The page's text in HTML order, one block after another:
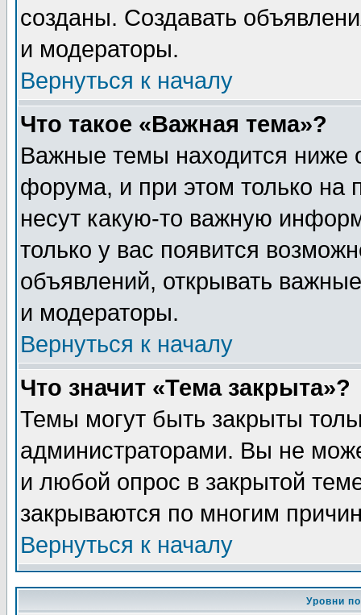
созданы. Создавать
и модераторы.
Вернуться к началу
Что такое «Важная тема»?
Важные темы находится ниже
форума, и при этом только на
несут какую-то важную
только у вас появится
объявлений, открывать
и модераторы.
Вернуться к началу
Что значит «Тема закрыта»?
Темы могут быть закрыты
администраторами. Вы не
и любой опрос в закрытой
закрываются по многим
Вернуться к началу
Уровни